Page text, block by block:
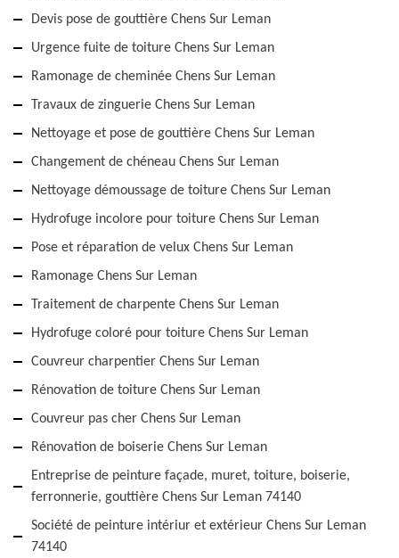
Devis pose de gouttière Chens Sur Leman
Urgence fuite de toiture Chens Sur Leman
Ramonage de cheminée Chens Sur Leman
Travaux de zinguerie Chens Sur Leman
Nettoyage et pose de gouttière Chens Sur Leman
Changement de chéneau Chens Sur Leman
Nettoyage démoussage de toiture Chens Sur Leman
Hydrofuge incolore pour toiture Chens Sur Leman
Pose et réparation de velux Chens Sur Leman
Ramonage Chens Sur Leman
Traitement de charpente Chens Sur Leman
Hydrofuge coloré pour toiture Chens Sur Leman
Couvreur charpentier Chens Sur Leman
Rénovation de toiture Chens Sur Leman
Couvreur pas cher Chens Sur Leman
Rénovation de boiserie Chens Sur Leman
Entreprise de peinture façade, muret, toiture, boiserie,
ferronnerie, gouttière Chens Sur Leman 74140
Société de peinture intériur et extérieur Chens Sur Leman
74140